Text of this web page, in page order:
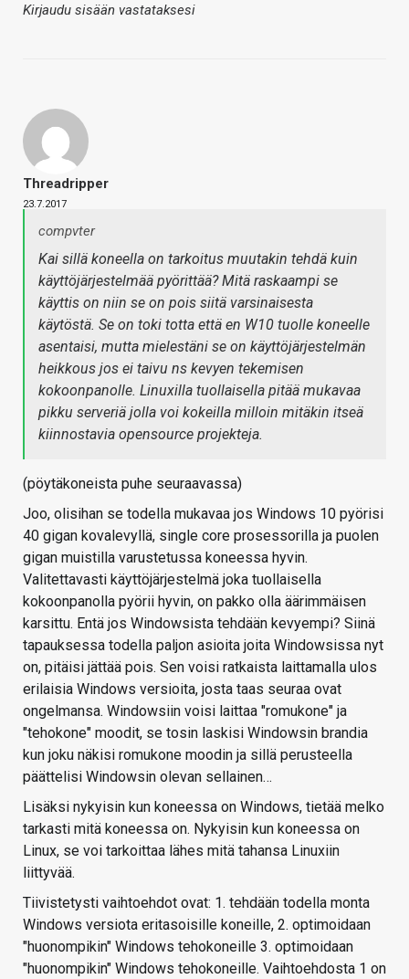
Kirjaudu sisään vastataksesi
Threadripper
23.7.2017
compvter
Kai sillä koneella on tarkoitus muutakin tehdä kuin
käyttöjärjestelmää pyörittää? Mitä raskaampi se
käyttis on niin se on pois siitä varsinaisesta
käytöstä. Se on toki totta että en W10 tuolle koneelle
asentaisi, mutta mielestäni se on käyttöjärjestelmän
heikkous jos ei taivu ns kevyen tekemisen
kokoonpanolle. Linuxilla tuollaisella pitää mukavaa
pikku serveriä jolla voi kokeilla milloin mitäkin itseä
kiinnostavia opensource projekteja.
(pöytäkoneista puhe seuraavassa)
Joo, olisihan se todella mukavaa jos Windows 10 pyörisi
40 gigan kovalevyllä, single core prosessorilla ja puolen
gigan muistilla varustetussa koneessa hyvin.
Valitettavasti käyttöjärjestelmä joka tuollaisella
kokoonpanolla pyörii hyvin, on pakko olla äärimmäisen
karsittu. Entä jos Windowsista tehdään kevyempi? Siinä
tapauksessa todella paljon asioita joita Windowsissa nyt
on, pitäisi jättää pois. Sen voisi ratkaista laittamalla ulos
erilaisia Windows versioita, josta taas seuraa ovat
ongelmansa. Windowsiin voisi laittaa "romukone" ja
"tehokone" moodit, se tosin laskisi Windowsin brandia
kun joku näkisi romukone moodin ja sillä perusteella
päättelisi Windowsin olevan sellainen…
Lisäksi nykyisin kun koneessa on Windows, tietää melko
tarkasti mitä koneessa on. Nykyisin kun koneessa on
Linux, se voi tarkoittaa lähes mitä tahansa Linuxiin
liittyvää.
Tiivistetysti vaihtoehdot ovat: 1. tehdään todella monta
Windows versiota eritasoisille koneille, 2. optimoidaan
"huonompikin" Windows tehokoneille 3. optimoidaan
"huonompikin" Windows tehokoneille. Vaihtoehdosta 1 on